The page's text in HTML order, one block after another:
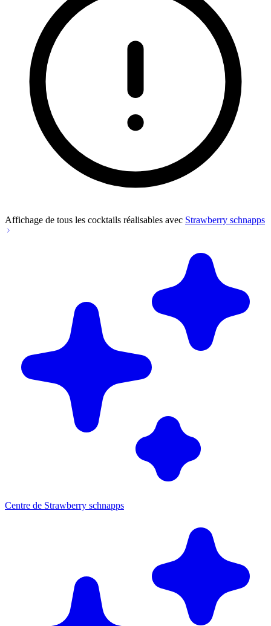
Affichage de tous les cocktails réalisables avec Strawberry schnapps
Centre de Strawberry schnapps